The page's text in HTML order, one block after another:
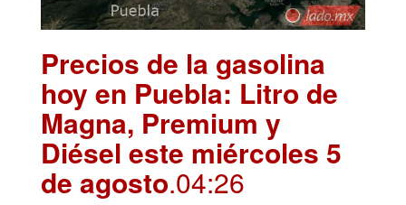
Precios de la gasolina
hoy en Puebla: Litro de
Magna, Premium y
Diésel este miércoles 5
de agosto.04:26